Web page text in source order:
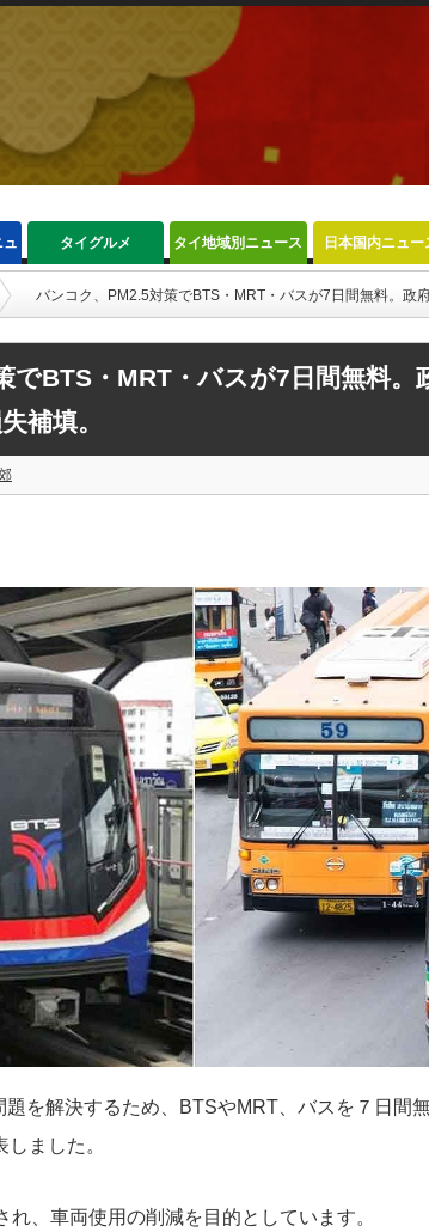
ュ タイグルメ タイ地域別ニュース 日本国内ニュー
バンコク、PM2.5対策でBTS・MRT・バスが7日間無料。政
でBTS・MRT・バスが7日間無料。
補填。
を解決するため、BTSやMRT、バスを７日間
ました。
、車両使用の削減を目的としています。